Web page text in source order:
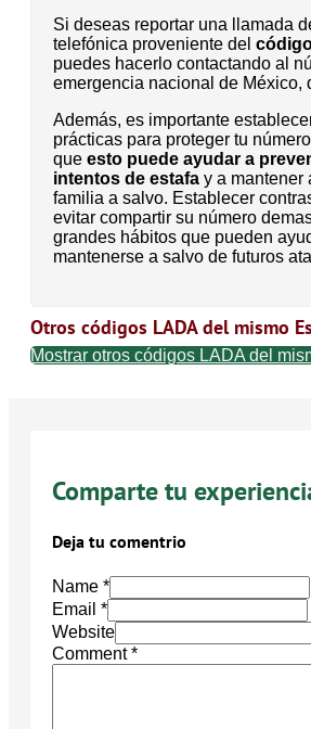
Si deseas reportar una llamada
telefónica proveniente del
puedes hacerlo contactando al
emergencia nacional de México,
Además, es importante
prácticas para proteger tu
que esto puede ayudar a
intentos de estafa y a mantener
familia a salvo. Establecer
evitar compartir su número
grandes hábitos que pueden
mantenerse a salvo de futuros
Otros códigos LADA del mismo
Mostrar otros códigos LADA del
Comparte tu
Deja tu comentrio
Name *
Email *
Website
Comment*